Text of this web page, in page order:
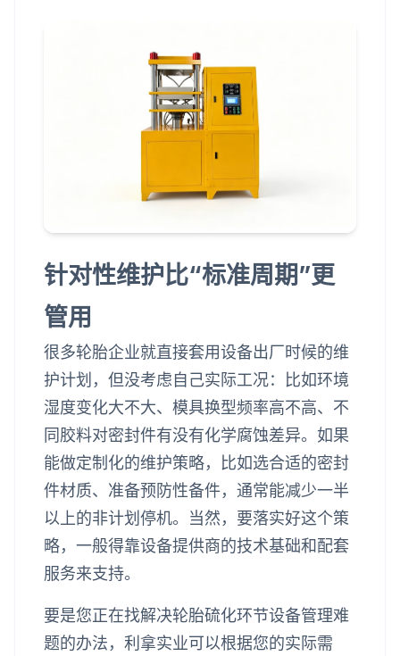
针对性维护比“标准周期”更
管用
很多轮胎企业就直接套用设备出厂时候的维
护计划，但没考虑自己实际工况：比如环境
湿度变化大不大、模具换型频率高不高、不
同胶料对密封件有没有化学腐蚀差异。如果
能做定制化的维护策略，比如选合适的密封
件材质、准备预防性备件，通常能减少一半
以上的非计划停机。当然，要落实好这个策
略，一般得靠设备提供商的技术基础和配套
服务来支持。
要是您正在找解决轮胎硫化环节设备管理难
题的办法，利拿实业可以根据您的实际需